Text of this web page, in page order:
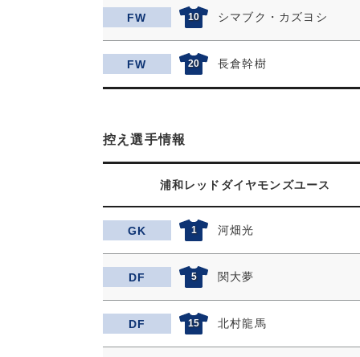
FW 10 シマブク・カズヨシ
FW 20 長倉幹樹
控え選手情報
浦和レッドダイヤモンズユース
GK 1 河畑光
DF 5 関大夢
DF 15 北村龍馬